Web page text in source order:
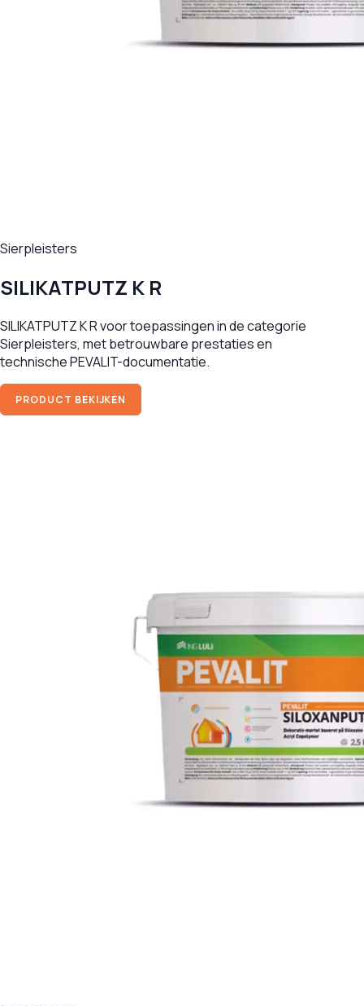
Sierpleisters
SILIKATPUTZ K R
SILIKATPUTZ K R voor toepassingen in de categorie
Sierpleisters, met betrouwbare prestaties en
technische PEVALIT-documentatie.
PRODUCT BEKIJKEN